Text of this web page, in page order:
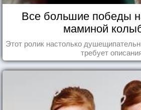
Все большие победы
маминой
Этот ролик настолько
требует